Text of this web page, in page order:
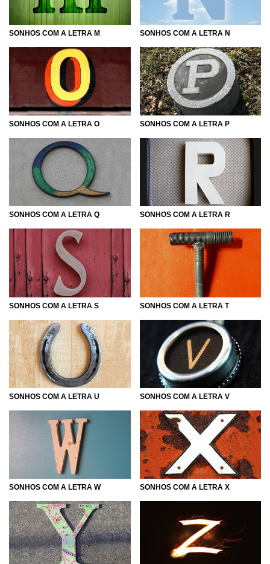
SONHOS COM A LETRA M SONHOS COM A LETRA N
SONHOS COM A LETRA O SONHOS COM A LETRA P
SONHOS COM A LETRA Q SONHOS COM A LETRA R
SONHOS COM A LETRA S SONHOS COM A LETRA T
SONHOS COM A LETRA U SONHOS COM A LETRA V
SONHOS COM A LETRA W SONHOS COM A LETRA X